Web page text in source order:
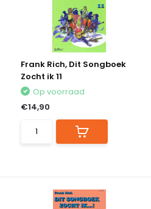
Frank Rich, Dit Songboek
Zocht ik 11
Op voorraad
€14,90